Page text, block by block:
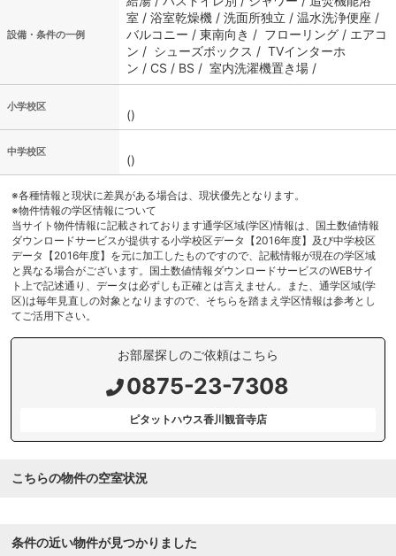
設備・条件の一例
室 / 浴室乾燥機 / 洗面所独立 / 温水洗浄便座 /
バルコニー / 東南向き / フローリング / エアコ
ン / シューズボックス / TVインターホ
ン / CS / BS / 室内洗濯機置き場 /
小学校区
()
中学校区
()
※各種情報と現状に差異がある場合は、現状優先となります。
※物件情報の学区情報について
当サイト物件情報に記載されております通学区域(学区)情報は、国土数値情報
ダウンロードサービスが提供する小学校区データ【2016年度】及び中学校区
データ【2016年度】を元に加工したものですので、記載情報が現在の学区域
と異なる場合がございます。国土数値情報ダウンロードサービスのWEBサイ
ト上で記述通り、データは必ずしも正確とは言えません。また、通学区域(学
区)は毎年見直しの対象となりますので、そちらを踏まえ学区情報は参考とし
てご活用下さい。
お部屋探しのご依頼はこちら
0875-23-7308
ピタットハウス香川観音寺店
こちらの物件の空室状況
条件の近い物件が見つかりました